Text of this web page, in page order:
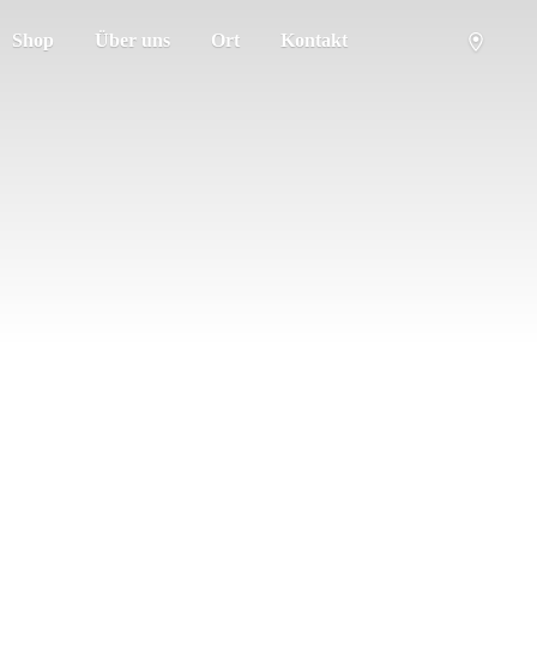
Shop Über uns Ort Kontakt